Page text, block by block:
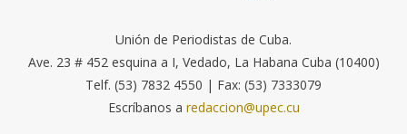
Unión de Periodistas de Cuba.
Ave. 23 # 452 esquina a I, Vedado, La Habana Cuba (10400)
Telf. (53) 7832 4550 | Fax: (53) 7333079
Escríbanos a redaccion@upec.cu